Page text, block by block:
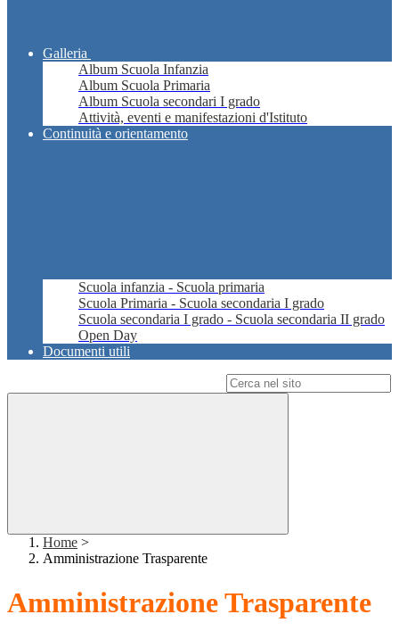
Galleria
Album Scuola Infanzia
Album Scuola Primaria
Album Scuola secondari I grado
Attività, eventi e manifestazioni d'Istituto
Continuità e orientamento
Scuola infanzia - Scuola primaria
Scuola Primaria - Scuola secondaria I grado
Scuola secondaria I grado - Scuola secondaria II grado
Open Day
Documenti utili
Home >
Amministrazione Trasparente
Amministrazione Trasparente